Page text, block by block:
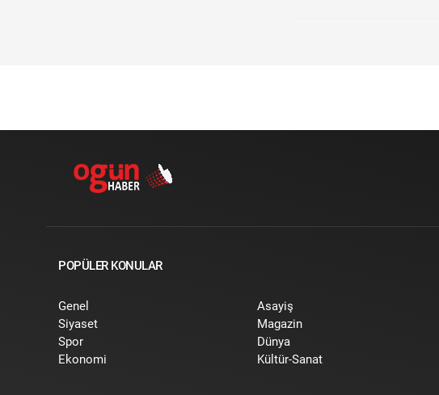
POPÜLER KONULAR
Genel
Siyaset
Spor
Ekonomi
Asayiş
Magazin
Dünya
Kültür-Sanat